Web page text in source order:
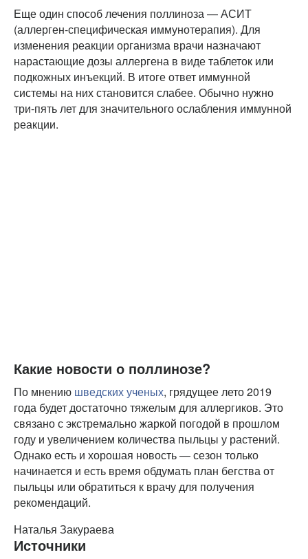
Еще один способ лечения поллиноза — АСИТ
(аллерген-специфическая иммунотерапия). Для
изменения реакции организма врачи назначают
нарастающие дозы аллергена в виде таблеток или
подкожных инъекций. В итоге ответ иммунной
системы на них становится слабее. Обычно нужно
три-пять лет для значительного ослабления иммунной
реакции.
Какие новости о поллинозе?
По мнению шведских ученых, грядущее лето 2019
года будет достаточно тяжелым для аллергиков. Это
связано с экстремально жаркой погодой в прошлом
году и увеличением количества пыльцы у растений.
Однако есть и хорошая новость — сезон только
начинается и есть время обдумать план бегства от
пыльцы или обратиться к врачу для получения
рекомендаций.
Наталья Закураева
Источники